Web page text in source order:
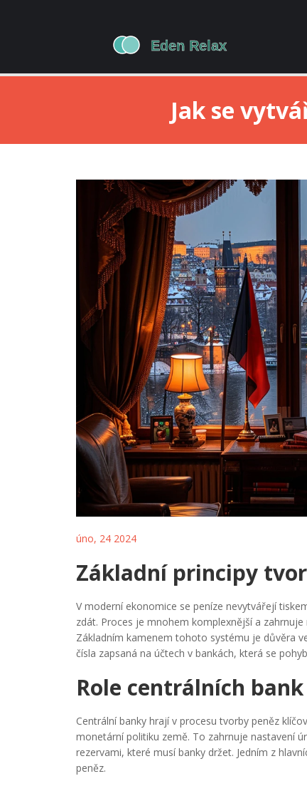
Jak se
úno, 24 2024
Základní principy
V moderní ekonomice se peníze nevytvářejí
zdát. Proces je mnohem komplexnější a
Základním kamenem tohoto systému je důvěra
čísla zapsaná na účtech v bankách, která se
Role centrálních
Centrální banky hrají v procesu tvorby peněz
monetární politiku země. To zahrnuje nastavení
rezervami, které musí banky držet. Jedním z
peněz.